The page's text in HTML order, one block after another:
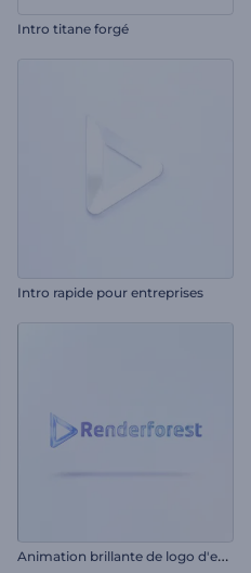
Intro titane forgé
Intro rapide pour entreprises
A
nimation brillante de logo d'entreprise